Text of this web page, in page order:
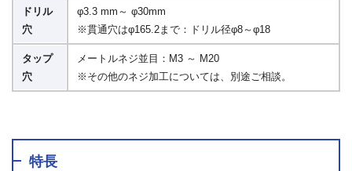
ドリル
穴
φ3.3 mm～ φ30mm
※貫通穴はφ165.2まで：ドリル径φ8～φ18
タップ
穴
メートルネジ並目：M3 ～ M20
※その他のネジ加工については、別途ご相談。
特長